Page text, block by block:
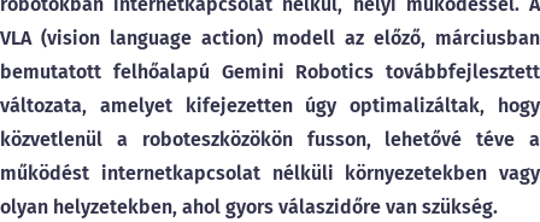
VLA (vision language action) modell az előző, márciusban
bemutatott felhőalapú Gemini Robotics továbbfejlesztett
változata, amelyet kifejezetten úgy optimalizáltak, hogy
közvetlenül a roboteszközökön fusson, lehetővé téve a
működést internetkapcsolat nélküli környezetekben vagy
olyan helyzetekben, ahol gyors válaszidőre van szükség.